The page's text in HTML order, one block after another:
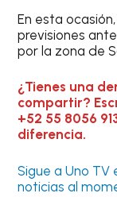
En esta
previsiones
por la zona de
¿Tienes una
compartir?
+52 55 8056
diferencia.
Sigue a Uno TV
noticias al